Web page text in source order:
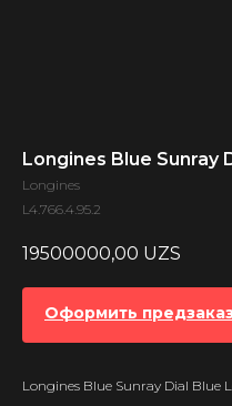
Longines Blue Sunray
Longines
L4.766.4.95.2
19500000,00 UZS
Оформить
Longines Blue Sunray Dial Blue